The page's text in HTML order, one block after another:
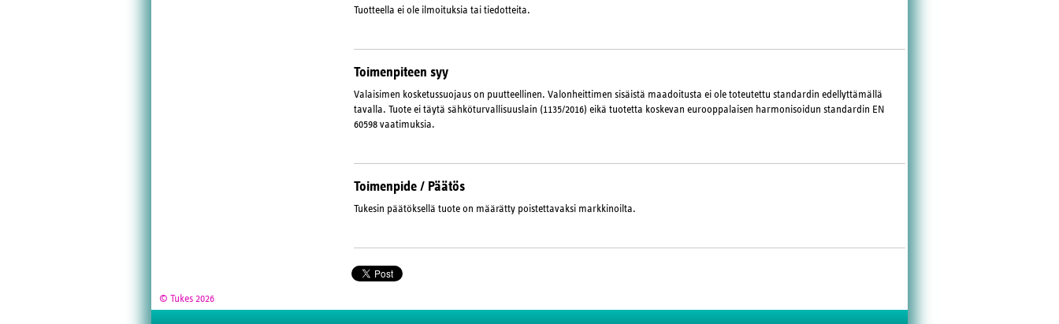
Tuotteella ei ole ilmoituksia tai tiedotteita.
Toimenpiteen syy
Valaisimen kosketussuojaus on puutteellinen. Valonheittimen sisäistä maadoitusta ei ole toteutettu standardin edellyttämällä
tavalla. Tuote ei täytä sähköturvallisuuslain (1135/2016) eikä tuotetta koskevan eurooppalaisen harmonisoidun standardin EN
60598 vaatimuksia.
Toimenpide / Päätös
Tukesin päätöksellä tuote on määrätty poistettavaksi markkinoilta.
© Tukes 2026